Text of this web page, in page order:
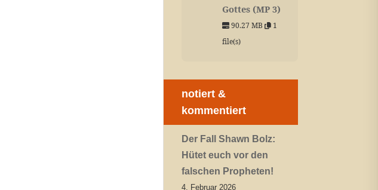
Gottes (MP 3)
90.27 MB
1
file(s)
notiert &
kommentiert
Der Fall Shawn Bolz:
Hütet euch vor den
falschen Propheten!
4. Februar 2026